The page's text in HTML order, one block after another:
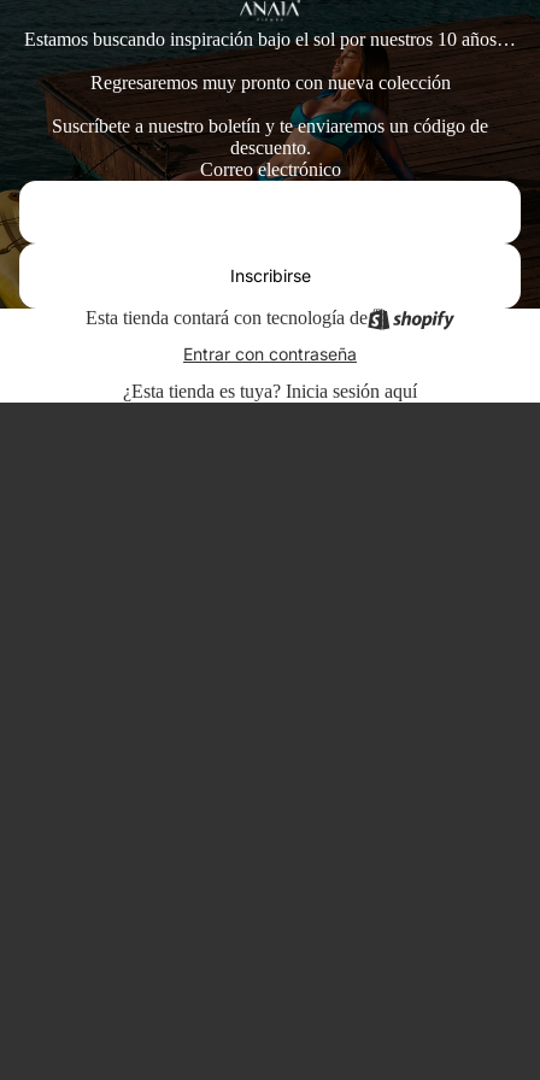
Estamos buscando inspiración bajo el sol por nuestros 10 años…
Regresaremos muy pronto con nueva colección
Suscríbete a nuestro boletín y te enviaremos un código de
descuento.
Correo electrónico
Inscribirse
Esta tienda contará con tecnología de
Entrar con contraseña
¿Esta tienda es tuya? Inicia sesión aquí